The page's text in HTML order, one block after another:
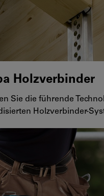
Holzverbinder
Sie die führende
Holzverbinder-